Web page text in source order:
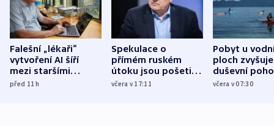
Falešní „lékaři“
vytvoření AI šíří
mezi staršími
Poláky nebezpečné
před 11h
Spekulace o
přímém ruském
útoku jsou pošetilé,
míní estonský
včera v 17:11
Pobyt u
ploch zvyšuje
duševní
ukázala
včera v 07:30